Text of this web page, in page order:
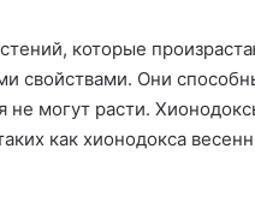
которые
свойствами. Они
не могут расти.
как хионодокса